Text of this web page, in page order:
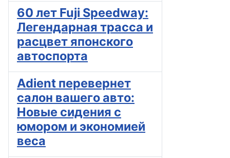
60 лет Fuji Speedway:
Легендарная трасса и
расцвет японского
автоспорта
Adient перевернет
салон вашего авто:
Новые сидения с
юмором и экономией
веса